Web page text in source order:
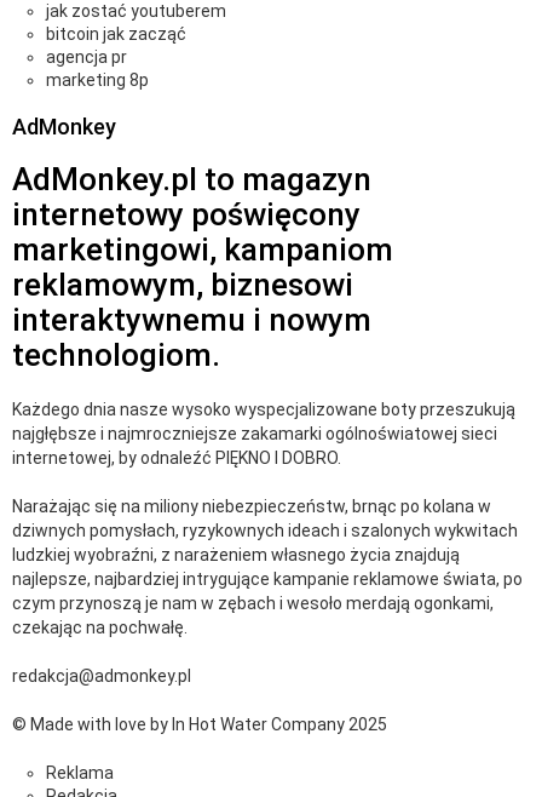
jak zostać youtuberem
bitcoin jak zacząć
agencja pr
marketing 8p
AdMonkey
AdMonkey.pl to magazyn
internetowy poświęcony
marketingowi, kampaniom
reklamowym, biznesowi
interaktywnemu i nowym
technologiom.
Każdego dnia nasze wysoko wyspecjalizowane boty przeszukują
najgłębsze i najmroczniejsze zakamarki ogólnoświatowej sieci
internetowej, by odnaleźć PIĘKNO I DOBRO.
Narażając się na miliony niebezpieczeństw, brnąc po kolana w
dziwnych pomysłach, ryzykownych ideach i szalonych wykwitach
ludzkiej wyobraźni, z narażeniem własnego życia znajdują
najlepsze, najbardziej intrygujące kampanie reklamowe świata, po
czym przynoszą je nam w zębach i wesoło merdają ogonkami,
czekając na pochwałę.
redakcja@admonkey.pl
© Made with love by In Hot Water Company 2025
Reklama